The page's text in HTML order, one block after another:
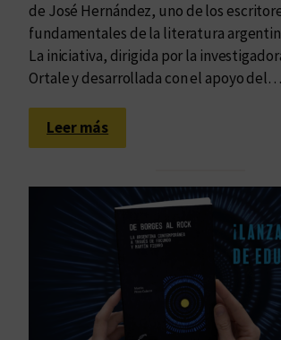
de José Hernández, uno de los
fundamentales de la literatura
La iniciativa, dirigida por la
Ortale y desarrollada con el apoyo del…
Leer más:
O
r
m